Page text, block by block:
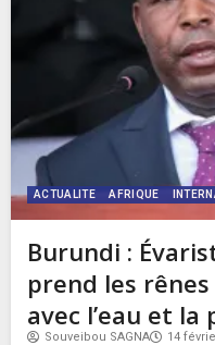
ACTUALITE AFRIQUE
Burundi :
prend les
avec l’eau et
Souveibou SAGNA 14